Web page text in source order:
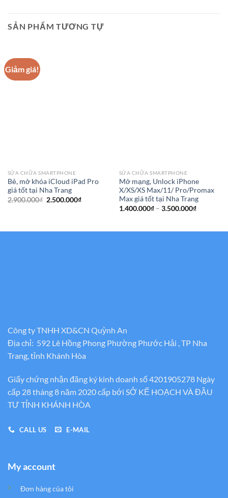
SẢN PHẨM TƯƠNG TỰ
Giảm giá!
SỬA CHỮA SMARTPHONE
Bẻ, mở khóa iCloud iPad Pro
giá tốt tại Nha Trang
2.900.000₫ Giá
2.500.000₫Giá
SỬA CHỮA SMARTPHONE
Mở mạng, Unlock iPhone
X/XS/XS Max/11/ Pro/Promax
Max giá tốt tại Nha Trang
1.400.000₫ – 3.500.000₫Khoảng
đến
Công ty TNHH XD&CN Quỳnh An
Địa chỉ: 592 Lê Hồng Phong Phường Phước Hải , TP Nha
Trang, tỉnh Khánh Hòa
Giấy chứng nhận đăng ký kinh doanh số 4201905278 Ngày
cấp 28 tháng 8 năm 2020 cấp bới SỞ KẾ HOẠCH VÀ ĐẦU
TƯ TỈNH KHÁNH HÒA
CALL US E-MAIL
My account
Đơn hàng của tôi